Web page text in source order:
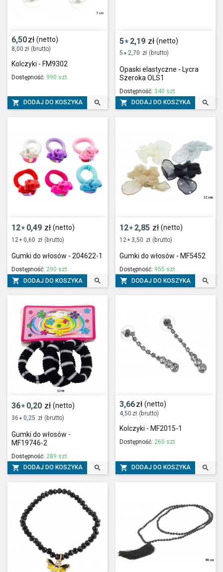
6,50zł (netto)
8,00 zł (brutto)
Kolczyki - FM9302
Dostępność: 990 szt.
 DODAJ DO KOSZYKA 
5* 2,19 zł (netto)
5 * 2,70 zł (brutto)
Opaski elastyczne - Lycra
Szeroka OLS1
Dostępność: 340 szt.
 DODAJ DO KOSZYKA 
12* 0,49 zł (netto)
12 * 0,60 zł (brutto)
Gumki do włosów - 204622-1
Dostępność: 290 szt.
 DODAJ DO KOSZYKA 
12* 2,85 zł (netto)
12 * 3,50 zł (brutto)
Gumki do włosów - MF5452
Dostępność: 955 szt.
 DODAJ DO KOSZYKA 
36* 0,20 zł (netto)
36 * 0,25 zł (brutto)
Gumki do włosów -
MF19746-2
Dostępność: 289 szt.
 DODAJ DO KOSZYKA 
3,66zł (netto)
4,50 zł (brutto)
Kolczyki - MF2015-1
Dostępność: 260 szt.
 DODAJ DO KOSZYKA 